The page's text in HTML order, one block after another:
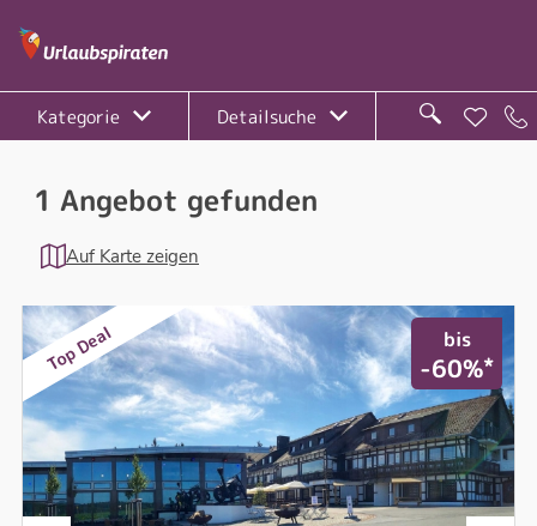
Kategorie Detailsuche
1 Angebot gefunden
Auf Karte zeigen
Top Deal bis
-60%*